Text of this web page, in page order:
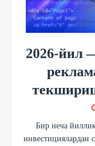
2026-йил
Бир неча
инвестициялардан